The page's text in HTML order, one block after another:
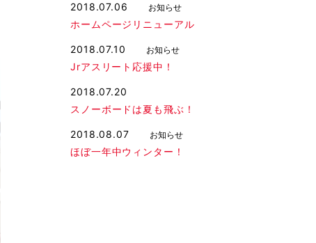
2018.07.06 お知らせ
ホームページリニューアル
2018.07.10 お知らせ
Jrアスリート応援中！
2018.07.20
スノーボードは夏も飛ぶ！
2018.08.07 お知らせ
ほぼ一年中ウィンター！